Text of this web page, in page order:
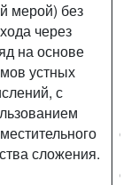
мерой) без
через
на основе
устных
с
сложения.